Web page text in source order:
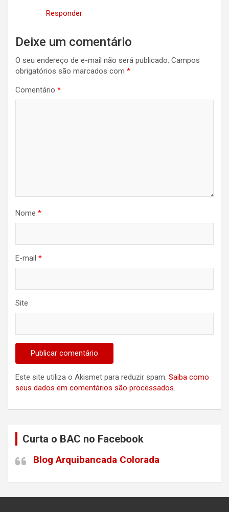
Responder
Deixe um comentário
O seu endereço de e-mail não será publicado. Campos
obrigatórios são marcados com *
Comentário *
Nome *
E-mail *
Site
Este site utiliza o Akismet para reduzir spam. Saiba como
seus dados em comentários são processados.
Curta o BAC no Facebook
Blog Arquibancada Colorada